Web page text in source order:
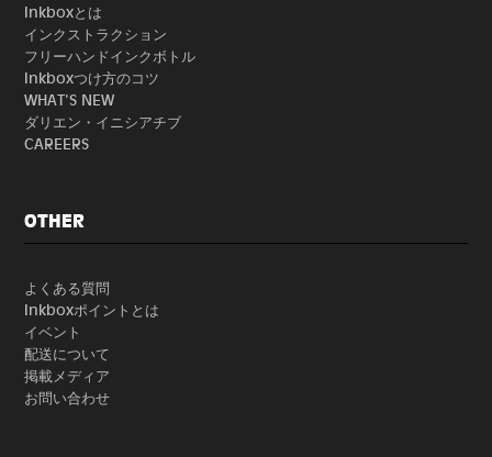
Inkboxとは
インクストラクション
フリーハンドインクボトル
Inkboxつけ方のコツ
WHAT'S NEW
ダリエン・イニシアチブ
CAREERS
OTHER
よくある質問
Inkboxポイントとは
イベント
配送について
掲載メディア
お問い合わせ